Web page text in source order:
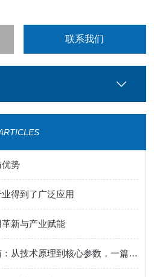
联系我们
优势
得到了广泛应用
新与产业赋能
超声波分散机选购指南：从技术原理到核心参数，一篇读懂